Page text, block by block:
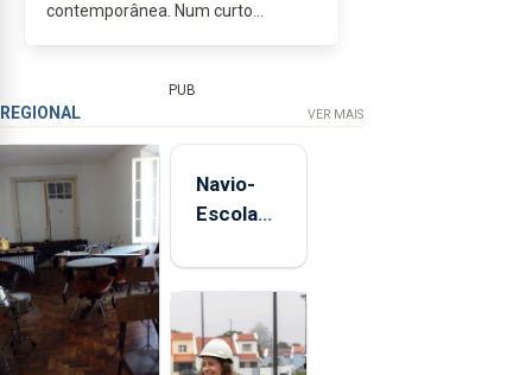
contemporânea. Num curto
manifestações de fé popular do
país: o Senhor Santo Cristo...
PUB
REGIONAL VER MAIS
Navio-
Escola
está de
aos
Açores